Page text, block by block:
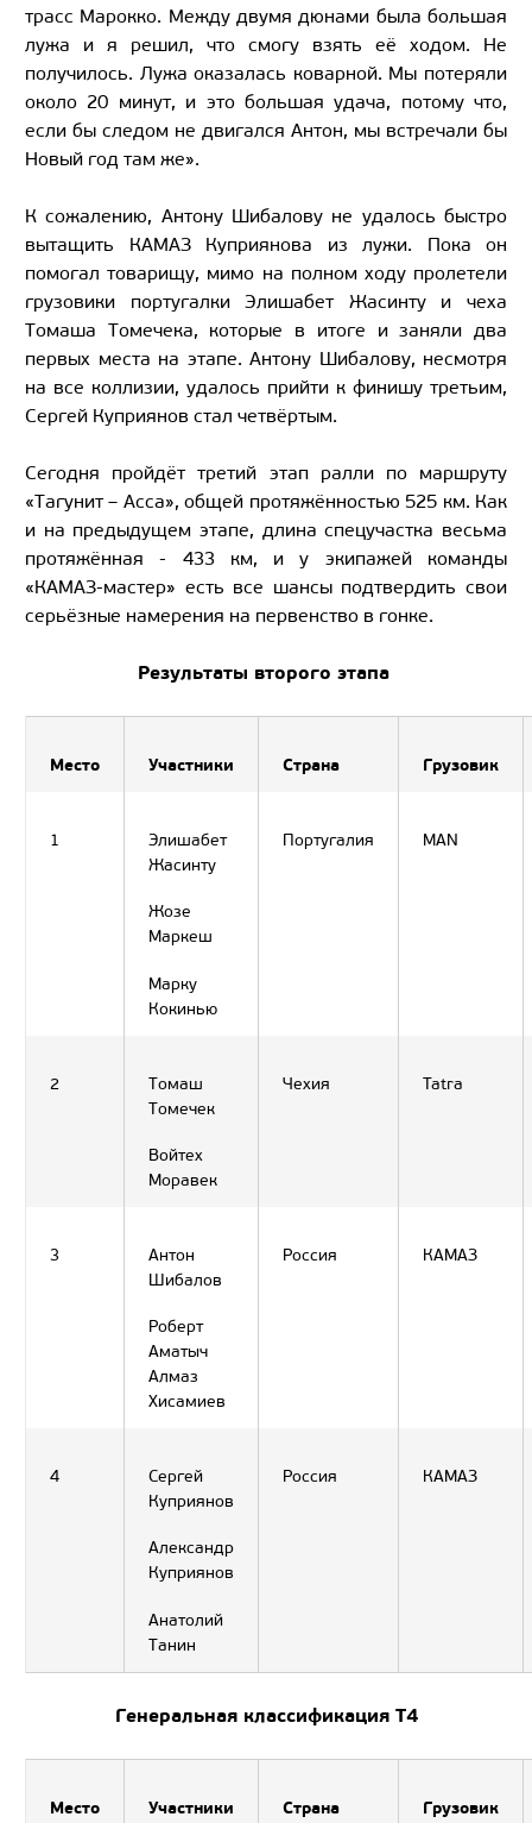
трасс Марокко. Между двумя дюнами была большая
лужа и я решил, что смогу взять её ходом. Не
получилось. Лужа оказалась коварной. Мы потеряли
около 20 минут, и это большая удача, потому что,
если бы следом не двигался Антон, мы встречали бы
Новый год там же».
К сожалению, Антону Шибалову не удалось быстро
вытащить КАМАЗ Куприянова из лужи. Пока он
помогал товарищу, мимо на полном ходу пролетели
грузовики португалки Элишабет Жасинту и чеха
Томаша Томечека, которые в итоге и заняли два
первых места на этапе. Антону Шибалову, несмотря
на все коллизии, удалось прийти к финишу третьим,
Сергей Куприянов стал четвёртым.
Сегодня пройдёт третий этап ралли по маршруту
«Тагунит – Асса», общей протяжённостью 525 км. Как
и на предыдущем этапе, длина спецучастка весьма
протяжённая - 433 км, и у экипажей команды
«КАМАЗ-мастер» есть все шансы подтвердить свои
серьёзные намерения на первенство в гонке.
Результаты второго этапа
Место Участники Страна Грузовик
1
Элишабет
Жасинту
Жозе
Маркеш
Марку
Кокинью
Португалия MAN
2
Томаш
Томечек
Войтех
Моравек
Чехия Tatra
3
Антон
Шибалов
Роберт
Аматыч
Алмаз
Хисамиев
Россия КАМАЗ
4
Сергей
Куприянов
Александр
Куприянов
Анатолий
Танин
Россия КАМАЗ
Генеральная классификация Т4
Место Участники Страна Грузовик